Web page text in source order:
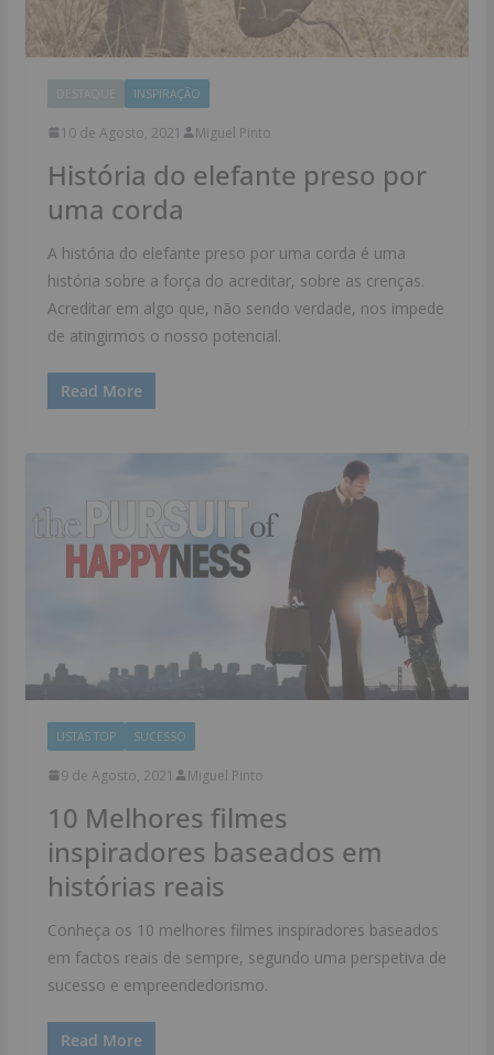
INSPIRAÇÃO
10 de Agosto, 2021 Miguel Pinto
História do elefante preso por
uma corda
A história do elefante preso por uma corda é uma
história sobre a força do acreditar, sobre as crenças.
Acreditar em algo que, não sendo verdade, nos impede
de atingirmos o nosso potencial.
Read More
LISTAS TOP SUCESSO
9 de Agosto, 2021 Miguel Pinto
10 Melhores filmes
inspiradores baseados em
histórias reais
Conheça os 10 melhores filmes inspiradores baseados
em factos reais de sempre, segundo uma perspetiva de
sucesso e empreendedorismo.
Read More